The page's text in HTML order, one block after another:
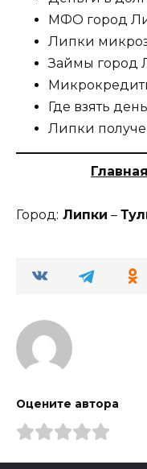
МФО город
Липки
Займы город
Где взять
Липки
Город: Липки –
Оцените автора